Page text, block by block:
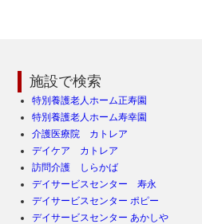
施設で検索
特別養護老人ホーム正寿園
特別養護老人ホーム寿幸園
介護医療院 カトレア
デイケア カトレア
訪問介護 しらかば
デイサービスセンター 寿永
デイサービスセンター ポピー
デイサービスセンター あかしや